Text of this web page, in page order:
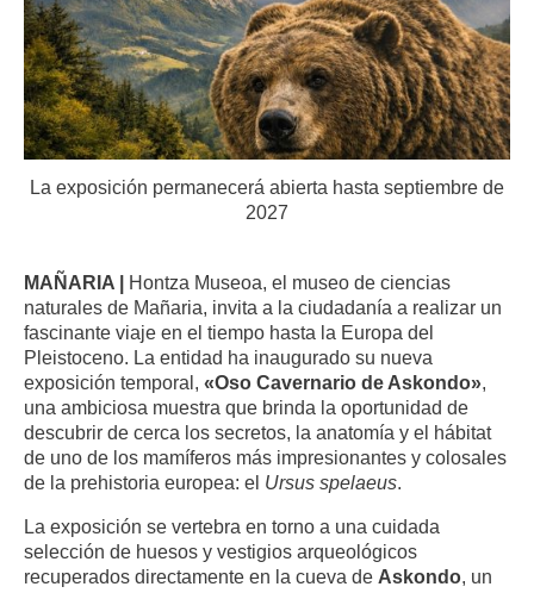
La exposición permanecerá abierta hasta septiembre de
2027
MAÑARIA | Hontza Museoa, el museo de ciencias
naturales de Mañaria, invita a la ciudadanía a realizar un
fascinante viaje en el tiempo hasta la Europa del
Pleistoceno. La entidad ha inaugurado su nueva
exposición temporal, «Oso Cavernario de Askondo»,
una ambiciosa muestra que brinda la oportunidad de
descubrir de cerca los secretos, la anatomía y el hábitat
de uno de los mamíferos más impresionantes y colosales
de la prehistoria europea: el Ursus spelaeus.
La exposición se vertebra en torno a una cuidada
selección de huesos y vestigios arqueológicos
recuperados directamente en la cueva de Askondo, un